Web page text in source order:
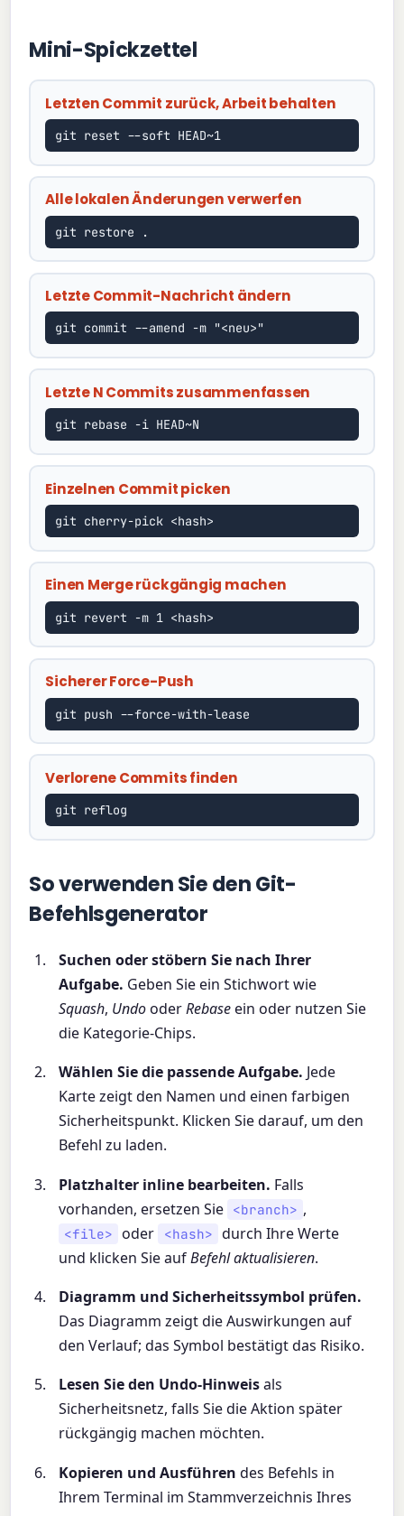
Mini-Spickzettel
Letzten Commit zurück, Arbeit behalten
git reset --soft HEAD~1
Alle lokalen Änderungen verwerfen
git restore .
Letzte Commit-Nachricht ändern
git commit --amend -m "<neu>"
Letzte N Commits zusammenfassen
git rebase -i HEAD~N
Einzelnen Commit picken
git cherry-pick <hash>
Einen Merge rückgängig machen
git revert -m 1 <hash>
Sicherer Force-Push
git push --force-with-lease
Verlorene Commits finden
git reflog
So verwenden Sie den Git-
Befehlsgenerator
Suchen oder stöbern Sie nach Ihrer
Aufgabe. Geben Sie ein Stichwort wie
Squash, UndooderRebaseein oder nutzen Sie
die Kategorie-Chips.
Wählen Sie die passende Aufgabe. Jede
Karte zeigt den Namen und einen farbigen
Sicherheitspunkt. Klicken Sie darauf, um den
Befehl zu laden.
Platzhalter inline bearbeiten. Falls
vorhanden, ersetzen Sie <branch> ,
<file> oder <hash> durch Ihre Werte
und klicken Sie aufBefehl aktualisieren.
Diagramm und Sicherheitssymbol prüfen.
Das Diagramm zeigt die Auswirkungen auf
den Verlauf; das Symbol bestätigt das Risiko.
Lesen Sie den Undo-Hinweisals
Sicherheitsnetz, falls Sie die Aktion später
rückgängig machen möchten.
Kopieren und Ausführen des Befehls in
Ihrem Terminal im Stammverzeichnis Ihres